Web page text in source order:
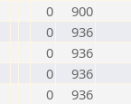
0
900
0
936
0
936
0
936
0
936